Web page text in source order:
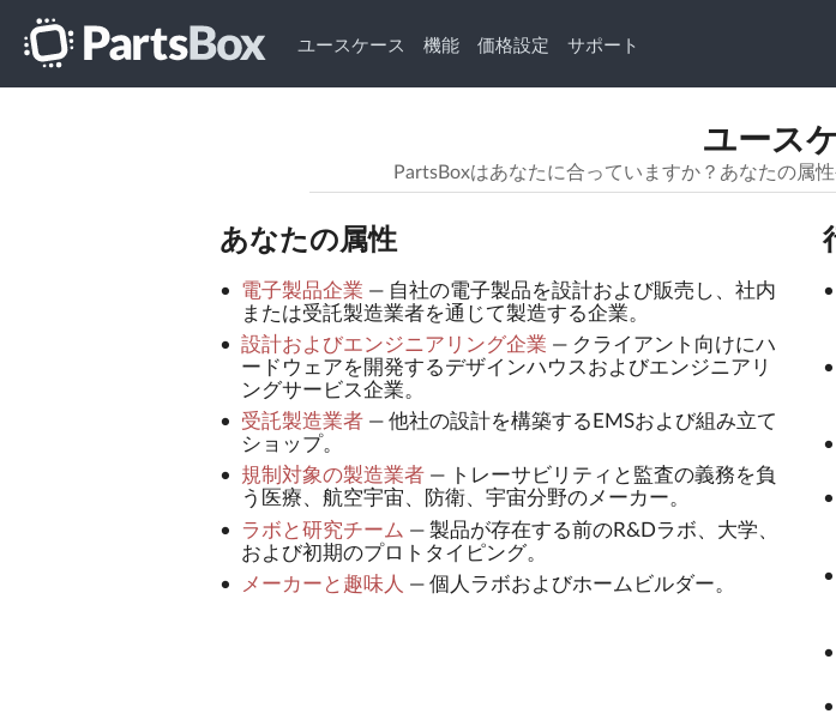
ユースケース 機能 価格設定 サポート
ユース
PartsBoxはあなたに合っていますか？あなたの属
あなたの属性
電子製品企業 — 自社の電子製品を設計および販売し、社内
または受託製造業者を通じて製造する企業。
設計およびエンジニアリング企業 — クライアント向けにハ
ードウェアを開発するデザインハウスおよびエンジニアリ
ングサービス企業。
受託製造業者— 他社の設計を構築するEMSおよび組み立て
ショップ。
規制対象の製造業者—
トレーサビリティと監査の義務を負
う医療、航空宇宙、防衛、宇宙分野のメーカー。
ラボと研究チーム — 製品が存在する前のR&Dラボ、大学、
および初期のプロトタイピング。
メーカーと趣味人 — 個人ラボおよびホームビルダー。